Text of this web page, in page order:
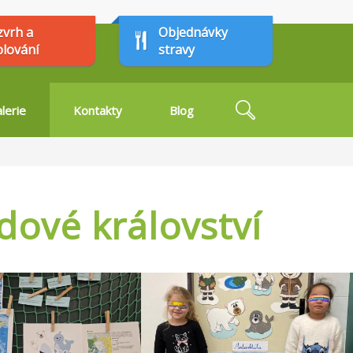
a
Objednávky
stravy
Vyhledávání
Kontakty Blog
království